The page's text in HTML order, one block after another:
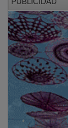
Usero destacó
las mejores
categoría
representación
también de
Entre las
principales
Bautista y
nacional y